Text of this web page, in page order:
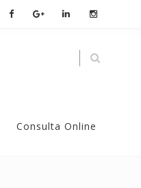
Consulta Online